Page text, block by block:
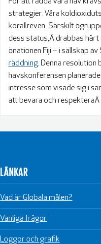
strategier. Våra
korallreven. Särskilt
dess status,Â drabbas hårt
önationen Fiji – i sällskap
räddning. Denna resolution
havskonferensen
intresse som visade sig i
att bevara och respekteraÂ
LÄNKAR
Vad är Globala målen?
Vanliga frågor
Loggor och grafik